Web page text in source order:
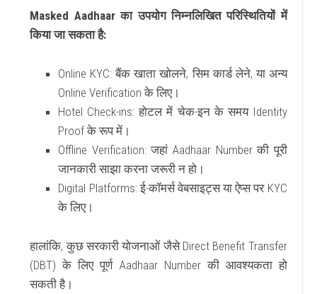
Masked Aadhaarका उपयोग निम्नलिखित परिस्थितियों में
किया जा सकता है:
Online KYC: बैंक खाता खोलने, सिम कार्ड लेने, या अन्य
Online Verification के लिए।
Hotel Check-ins: होटल में चेक-इन के समय Identity
Proofके रूप में।
Offline Verification: जहांAadhaar Numberकी पूरी
जानकारी साझा करना जरूरी न हो।
Digital Platforms: ई-कॉमर्स वेबसाइट्स या ऐप्स पर KYC
के लिए।
हालांकि, कुछ सरकारी योजनाओं जैसे Direct Benefit Transfer
(DBT) के लिए पूर्ण Aadhaar Numberकी आवश्यकता हो
सकती है।